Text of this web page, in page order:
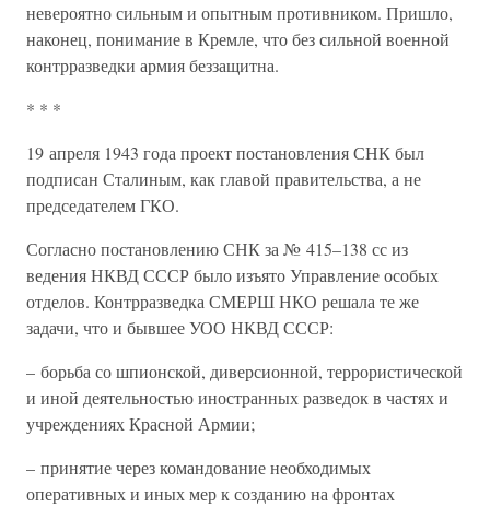
невероятно сильным и опытным противником. Пришло,
наконец, понимание в Кремле, что без сильной военной
контрразведки армия беззащитна.
* * *
19 апреля 1943 года проект постановления СНК был
подписан Сталиным, как главой правительства, а не
председателем ГКО.
Согласно постановлению СНК за № 415–138 сс из
ведения НКВД СССР было изъято Управление особых
отделов. Контрразведка СМЕРШ НКО решала те же
задачи, что и бывшее УОО НКВД СССР:
– борьба со шпионской, диверсионной, террористической
и иной деятельностью иностранных разведок в частях и
учреждениях Красной Армии;
– принятие через командование необходимых
оперативных и иных мер к созданию на фронтах